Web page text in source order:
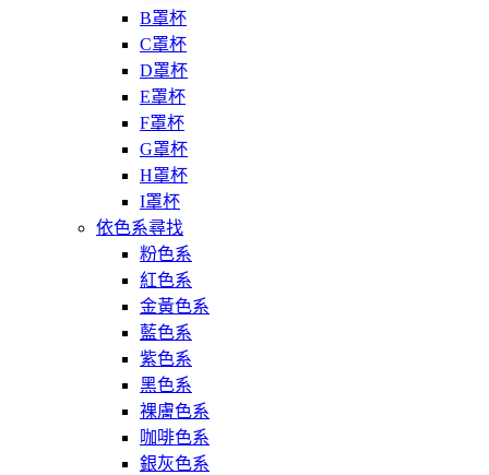
B罩杯
C罩杯
D罩杯
E罩杯
F罩杯
G罩杯
H罩杯
I罩杯
依色系尋找
粉色系
紅色系
金黃色系
藍色系
紫色系
黑色系
裸膚色系
咖啡色系
銀灰色系